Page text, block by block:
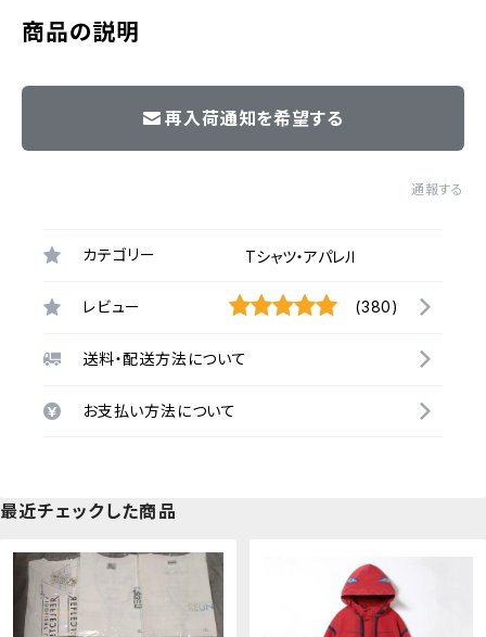
商品の説明
再入荷通知を希望する
通報する
カテゴリー Tシャツ・アパレル
レビュー (380)
送料・配送方法について
お支払い方法について
最近チェックした商品